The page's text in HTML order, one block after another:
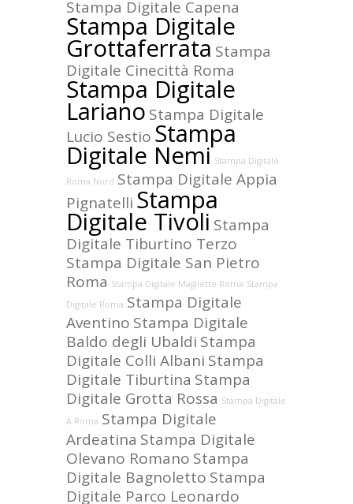
Stampa Digitale Capena
Stampa Digitale
Grottaferrata Stampa
Digitale Cinecittà Roma
Stampa Digitale
Lariano Stampa Digitale
Lucio Sestio Stampa
Digitale Nemi Stampa Digitale
Roma Nord Stampa Digitale Appia
Pignatelli Stampa
Digitale Tivoli Stampa
Digitale Tiburtino Terzo
Stampa Digitale San Pietro
Roma Stampa Digitale Magliette Roma Stampa
Digitale Roma Stampa Digitale
Aventino Stampa Digitale
Baldo degli Ubaldi Stampa
Digitale Colli Albani Stampa
Digitale Tiburtina Stampa
Digitale Grotta Rossa Stampa Digitale
A Roma Stampa Digitale
Ardeatina Stampa Digitale
Olevano Romano Stampa
Digitale Bagnoletto Stampa
Digitale Parco Leonardo